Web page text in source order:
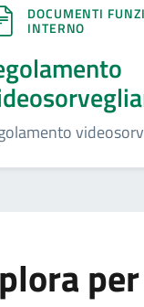
DOCUMENTI
INTERNO